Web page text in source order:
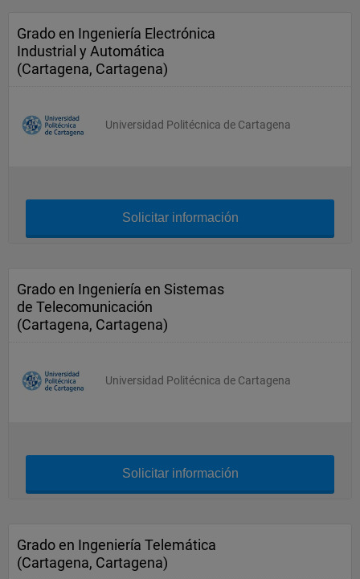
Grado en Ingeniería Electrónica
Industrial y Automática
(Cartagena, Cartagena)
Universidad Politécnica de Cartagena
Solicitar información
Grado en Ingeniería en Sistemas
de Telecomunicación
(Cartagena, Cartagena)
Universidad Politécnica de Cartagena
Solicitar información
Grado en Ingeniería Telemática
(Cartagena, Cartagena)